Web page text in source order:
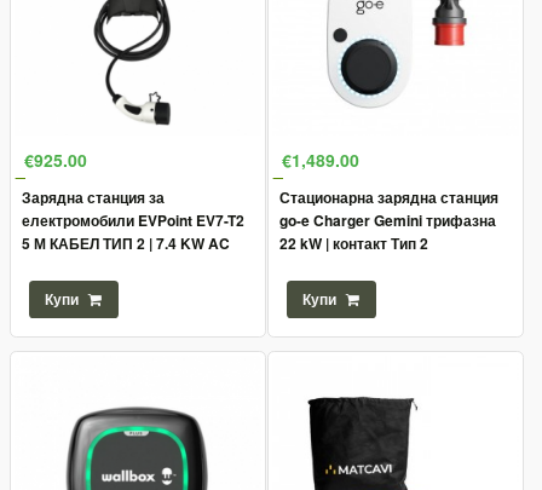
€925.00
Зарядна станция за
електромобили EVPoint EV7-T2
5 М КАБЕЛ ТИП 2 | 7.4 KW AC
Купи
€1,489.00
Стационарна зарядна станция
go-e Charger Gemini трифазна
22 kW | контакт Тип 2
Купи